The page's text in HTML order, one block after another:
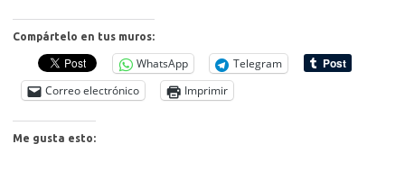
Compártelo en tus muros:
WhatsApp
Telegram
Correo electrónico
Imprimir
Me gusta esto: